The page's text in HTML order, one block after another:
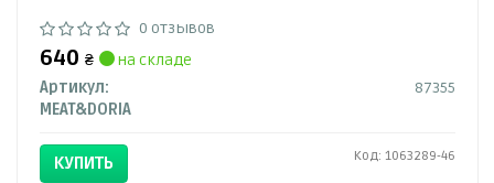
0 отзывов
640 ₴
на складе
Артикул:
87355
MEAT&DORIA
КУПИТЬ Код: 1063289-46